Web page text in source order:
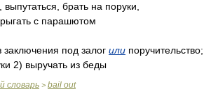
брать на поруки,
с парашютом
заключения под залог или поручительство;
2) выручать из беды
словарь > bail out